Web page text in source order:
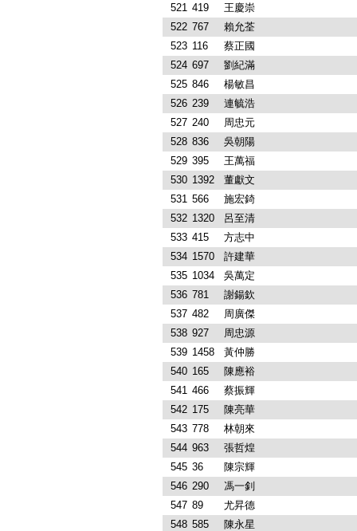
521 419
王慶崇
522 767
賴允荃
523 116
蔡正國
524 697
劉紀滿
525 846
楊敏昌
526 239
連毓浩
527 240
周忠元
528 836
吳朝陽
529 395
王萬福
530 1392
董獻文
531 566
施宏錡
532 1320
呂至清
533 415
方志中
534 1570
許建華
535 1034
吳萬定
536 781
謝鍚欽
537 482
周廣傑
538 927
周忠源
539 1458
黃仲勝
540 165
陳應裕
541 466
蔡振輝
542 175
陳亮華
543 778
林朝來
544 963
張哲煌
545 36
陳宗輝
546 290
馮一釗
547 89
尤昇德
548 585
陳永星